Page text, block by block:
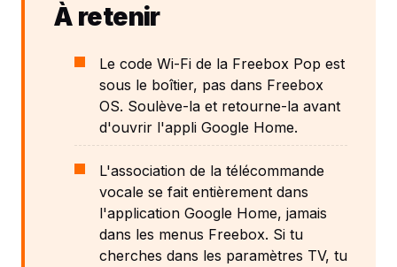
À retenir
Le code Wi-Fi de la Freebox Pop est
sous le boîtier, pas dans Freebox
OS. Soulève-la et retourne-la avant
d'ouvrir l'appli Google Home.
L'association de la télécommande
vocale se fait entièrement dans
l'application Google Home, jamais
dans les menus Freebox. Si tu
cherches dans les paramètres TV, tu